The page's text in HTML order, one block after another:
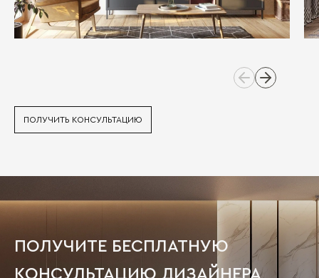
ПОЛУЧИТЬ КОНСУЛЬТАЦИЮ
ПОЛУЧИТЕ БЕСПЛАТНУЮ
КОНСУЛЬТАЦИЮ ДИЗАЙНЕРА